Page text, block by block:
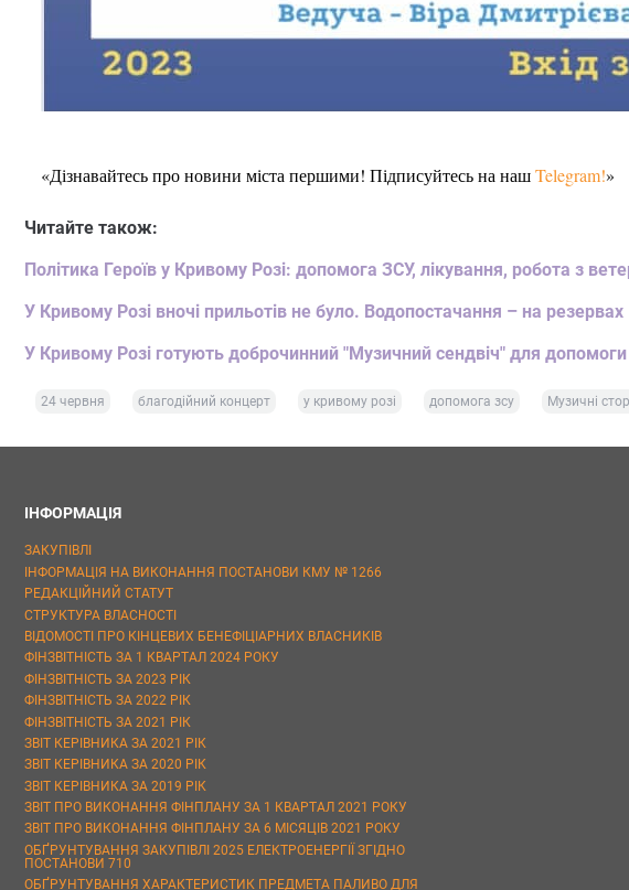
«Дізнавайтесь про новини міста першими! Підписуйтесь на нашTelegram!»
Читайте також:
Політика Героїв у Кривому Розі: допомога ЗСУ, лікування, робота з
У Кривому Розі вночі прильотів не було. Водопостачання – на резервах
У Кривому Розі готують доброчинний "Музичний сендвіч" для
24 червня благодійний концерт у кривому розі допомога зсу Музичні
ІНФОРМАЦІЯ
ЗАКУПІВЛІ
ІНФОРМАЦІЯ НА ВИКОНАННЯ ПОСТАНОВИ КМУ № 1266
РЕДАКЦІЙНИЙ СТАТУТ
СТРУКТУРА ВЛАСНОСТІ
ВІДОМОСТІ ПРО КІНЦЕВИХ БЕНЕФІЦІАРНИХ ВЛАСНИКІВ
ФІНЗВІТНІСТЬ ЗА 1 КВАРТАЛ 2024 РОКУ
ФІНЗВІТНІСТЬ ЗА 2023 РІК
ФІНЗВІТНІСТЬ ЗА 2022 РІК
ФІНЗВІТНІСТЬ ЗА 2021 РІК
ЗВІТ КЕРІВНИКА ЗА 2021 РІК
ЗВІТ КЕРІВНИКА ЗА 2020 РІК
ЗВІТ КЕРІВНИКА ЗА 2019 РІК
ЗВІТ ПРО ВИКОНАННЯ ФІНПЛАНУ ЗА 1 КВАРТАЛ 2021 РОКУ
ЗВІТ ПРО ВИКОНАННЯ ФІНПЛАНУ ЗА 6 МІСЯЦІВ 2021 РОКУ
ОБҐРУНТУВАННЯ ЗАКУПІВЛІ 2025 ЕЛЕКТРОЕНЕРГІЇ ЗГІДНО
ПОСТАНОВИ 710
ОБҐРУНТУВАННЯ ХАРАКТЕРИСТИК ПРЕДМЕТА ПАЛИВО ДЛЯ